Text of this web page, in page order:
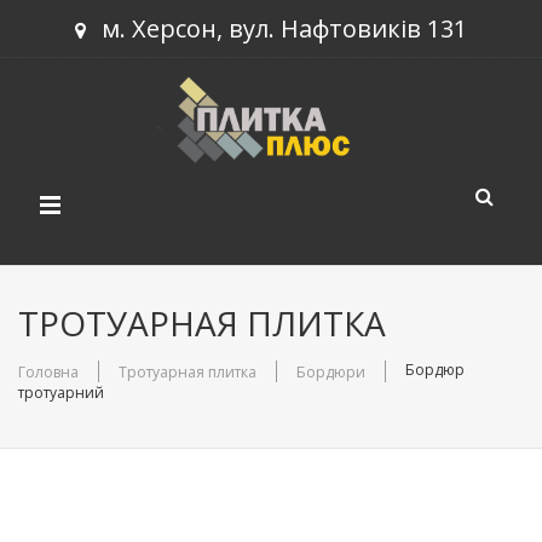
м. Херсон, вул. Нафтовиків 131
Тротуарна плитка
ТРОТУАРНАЯ ПЛИТКА
Головна Тротуарная плитка Бордюри
Бордюр
тротуарний